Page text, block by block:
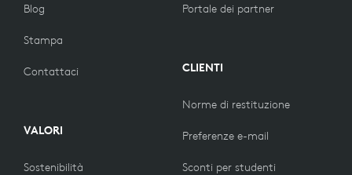
Blog
Stampa
Contattaci
VALORI
Sostenibilità
Portale dei partner
CLIENTI
Norme di restituzione
Preferenze e-mail
Sconti per studenti